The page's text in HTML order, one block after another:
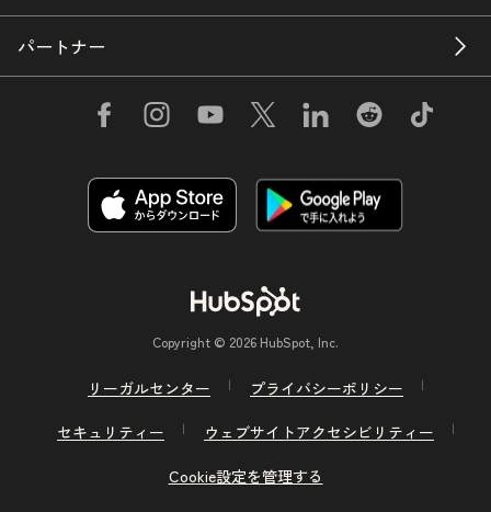
パートナー
Copyright © 2026 HubSpot, Inc.
リーガルセンター
プライバシーポリシー
セキュリティー
ウェブサイトアクセシビリティー
Cookie設定を管理する